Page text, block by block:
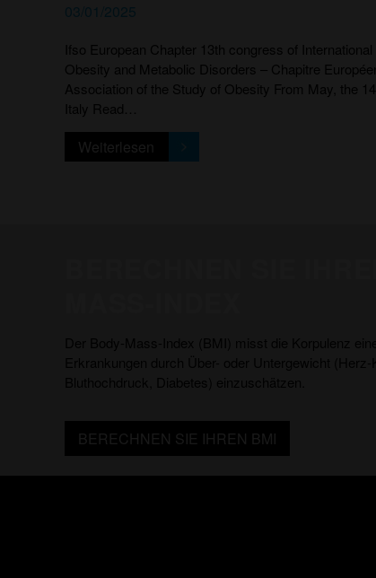
03/01/2025
Ifso European Chapter 13th congress of
Obesity and Metabolic Disorders – Chapitre
Association of the Study of Obesity From May, the
Italy Read…
Weiterlesen
BERECHNEN SIE IHREN BMI